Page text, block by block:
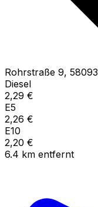
Rohrstraße 9, 58093
Diesel
2,29 €
E5
2,26 €
E10
2,20 €
6.4 km entfernt